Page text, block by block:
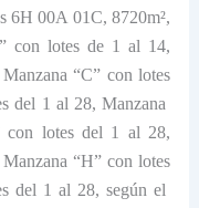
6H 00A 01C, 8720m²,
con lotes de 1 al 14,
“C” con lotes
del 1 al 28, Manzana
con lotes del 1 al 28,
“H” con lotes
del 1 al 28, según el